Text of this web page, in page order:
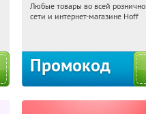
21:19:49
Любые товары во всей
сети и интернет-магазине Hoff
Промокод